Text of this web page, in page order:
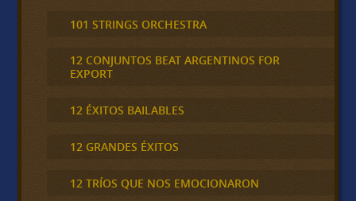
101 STRINGS ORCHESTRA
12 CONJUNTOS BEAT ARGENTINOS FOR
EXPORT
12 ÉXITOS BAILABLES
12 GRANDES ÉXITOS
12 TRÍOS QUE NOS EMOCIONARON